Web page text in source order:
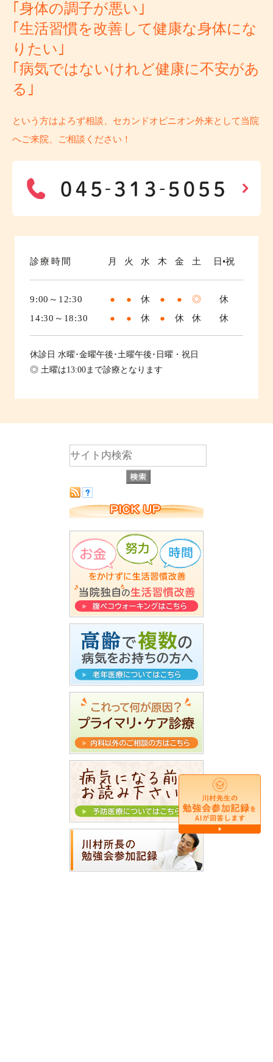
｢身体の調子が悪い｣
｢生活習慣を改善して健康な身体にな
りたい｣
｢病気ではないけれど健康に不安があ
る｣
という方はよろず相談、セカンドオピニオン外来として当院
へご来院、ご相談ください！
診療時間 月 火 水 木 金 土 日•祝
9:00～12:30 ● ● 休 ● ● ◎
休
14:30～18:30
● ● 休 ● 休 休 休
休診日 水曜･金曜午後･土曜午後･日曜・祝日
◎ 土曜は13:00まで診療となります